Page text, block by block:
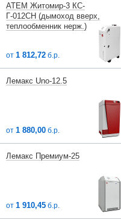
АТЕМ Житомир-3 КС-
Г-012СН (дымоход вверх,
теплообменник нерж.)
от 1 812,72б.р.
Лемакс Uno-12.5
от 1 880,00б.р.
Лемакс Премиум-25
от 1 910,45б.р.